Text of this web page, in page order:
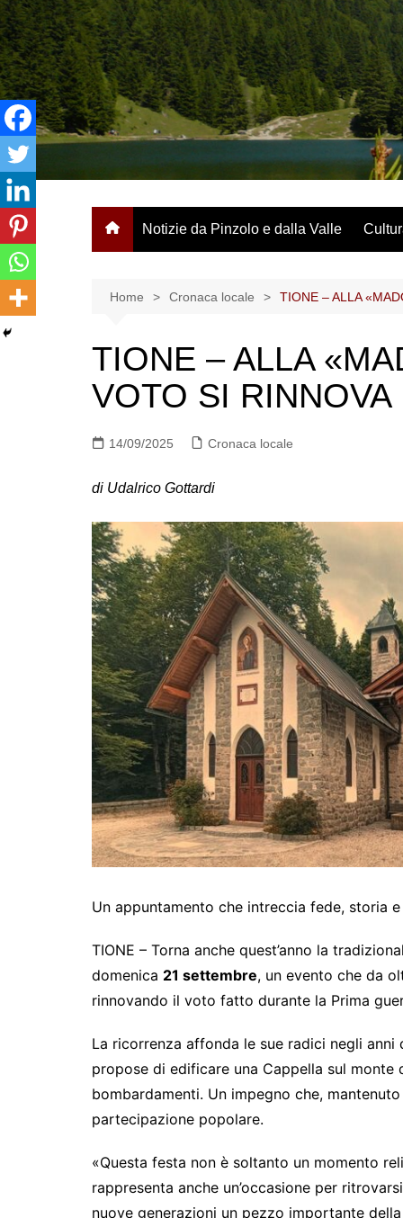
Salta
al
contenuto
Notizie da Pinzolo e dalla Valle
Home Cronaca locale TIONE – ALLA
TIONE – ALLA
VOTO SI RINNOVA
14/09/2025 Cronaca locale
di Udalrico Gottardi
Un appuntamento che intreccia fede, storia
TIONE – Torna anche quest’anno la
domenica 21 settembre, un evento che da
rinnovando il voto fatto durante la Prima
La ricorrenza affonda le sue radici negli
propose di edificare una Cappella sul
bombardamenti. Un impegno che,
partecipazione popolare.
«Questa festa non è soltanto un momento
rappresenta anche un’occasione per
nuove generazioni un pezzo importante